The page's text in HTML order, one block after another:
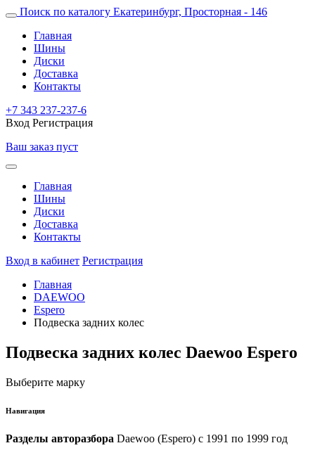
Поиск по каталогу Екатеринбург, Просторная - 146
Главная
Шины
Диски
Доставка
Контакты
+7 343 237-237-6
Вход Регистрация
Ваш заказ пуст
Главная
Шины
Диски
Доставка
Контакты
Вход в кабинет Регистрация
Главная
DAEWOO
Espero
Подвеска задних колес
Подвеска задних колес Daewoo Espero
Выберите марку
Навигация
Разделы авторазбора Daewoo (Espero) с 1991 по 1999 год